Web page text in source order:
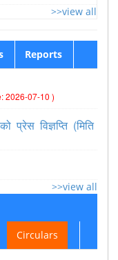
>>view all
Reports
2026-07-10 )
प्रेस विज्ञप्ति (मिति
>>view all
Circulars